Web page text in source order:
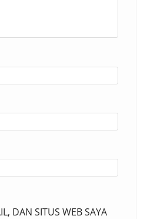
DAN SITUS WEB SAYA